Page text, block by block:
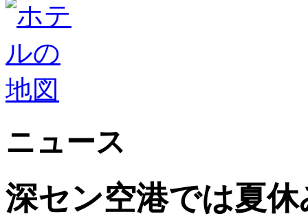
ニュース
深セン空港では夏